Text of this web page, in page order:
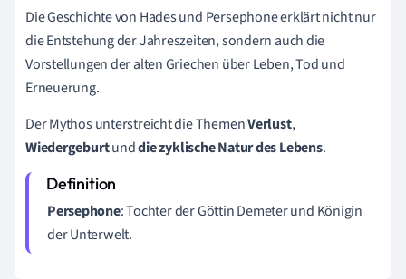
Die Geschichte von Hades und Persephone erklärt nicht nur
die Entstehung der Jahreszeiten, sondern auch die
Vorstellungen der alten Griechen über Leben, Tod und
Erneuerung.
Der Mythos unterstreicht die ThemenVerlust,
Wiedergeburtunddie zyklische Natur des Lebens.
Persephone: Tochter der Göttin Demeter und Königin
der Unterwelt.